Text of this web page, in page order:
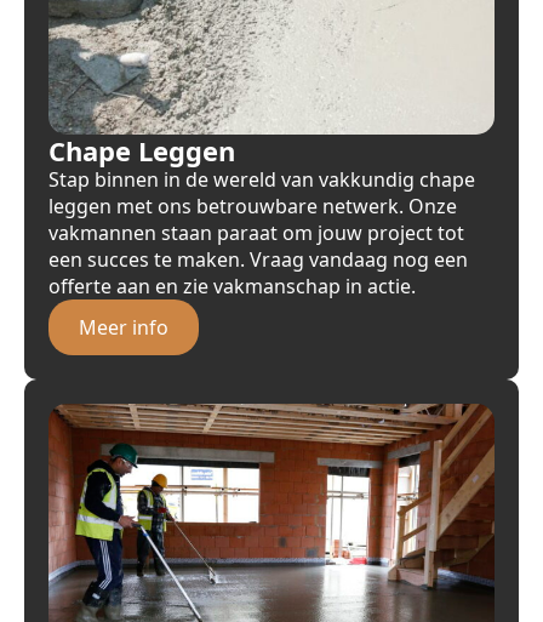
Chape Leggen
Stap binnen in de wereld van vakkundig chape
leggen met ons betrouwbare netwerk. Onze
vakmannen staan paraat om jouw project tot
een succes te maken. Vraag vandaag nog een
offerte aan en zie vakmanschap in actie.
Meer info